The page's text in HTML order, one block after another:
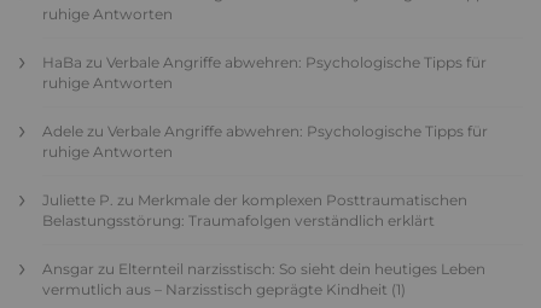
ruhige Antworten
HaBa zu Verbale Angriffe abwehren: Psychologische Tipps für
ruhige Antworten
Adele zu Verbale Angriffe abwehren: Psychologische Tipps für
ruhige Antworten
Juliette P. zu Merkmale der komplexen Posttraumatischen
Belastungsstörung: Traumafolgen verständlich erklärt
Ansgar zu Elternteil narzisstisch: So sieht dein heutiges Leben
vermutlich aus – Narzisstisch geprägte Kindheit (1)